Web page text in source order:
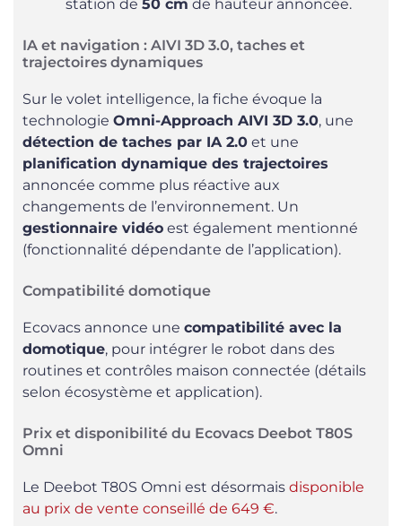
station de 50 cm de hauteur annoncée.
IA et navigation : AIVI 3D 3.0, taches et
trajectoires dynamiques
Sur le volet intelligence, la fiche évoque la
technologie Omni-Approach AIVI 3D 3.0, une
détection de taches par IA 2.0 et une
planification dynamique des trajectoires
annoncée comme plus réactive aux
changements de l’environnement. Un
gestionnaire vidéo est également mentionné
(fonctionnalité dépendante de l’application).
Compatibilité domotique
Ecovacs annonce une compatibilité avec la
domotique, pour intégrer le robot dans des
routines et contrôles maison connectée (détails
selon écosystème et application).
Prix et disponibilité du Ecovacs Deebot T80S
Omni
Le Deebot T80S Omni est désormais disponible
au prix de vente conseillé de 649 €.